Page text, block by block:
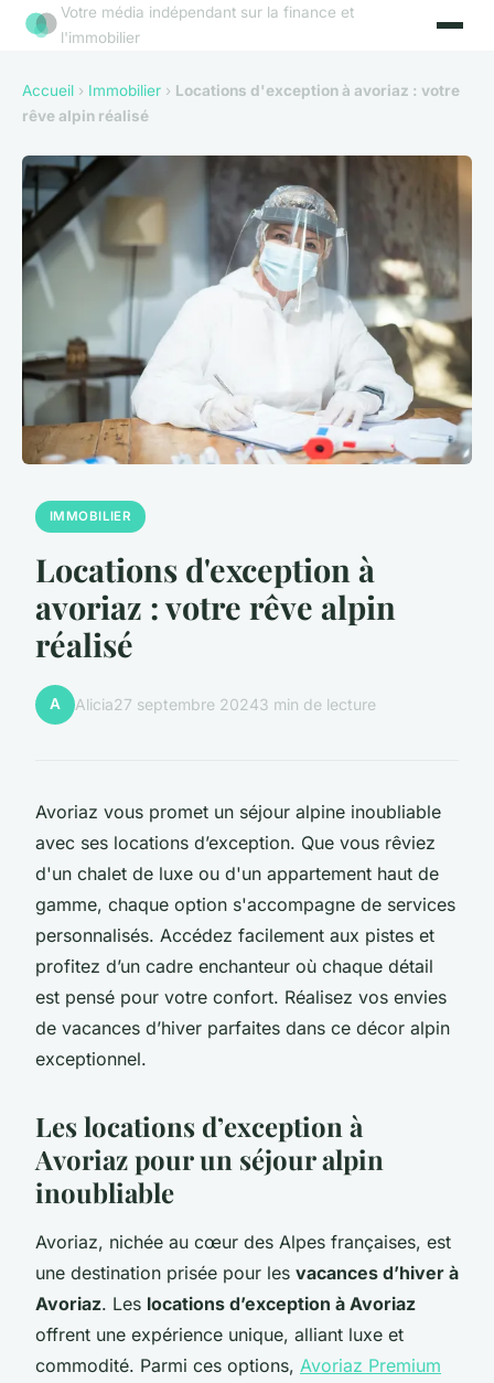
Votre média indépendant sur la finance et
l'immobilier
Accueil › Immobilier › Locations d'exception à avoriaz : votre
rêve alpin réalisé
IMMOBILIER
Locations d'exception à
avoriaz : votre rêve alpin
réalisé
A Alicia27 septembre 20243 min de lecture
Avoriaz vous promet un séjour alpine inoubliable
avec ses locations d’exception. Que vous rêviez
d'un chalet de luxe ou d'un appartement haut de
gamme, chaque option s'accompagne de services
personnalisés. Accédez facilement aux pistes et
profitez d’un cadre enchanteur où chaque détail
est pensé pour votre confort. Réalisez vos envies
de vacances d’hiver parfaites dans ce décor alpin
exceptionnel.
Les locations d’exception à
Avoriaz pour un séjour alpin
inoubliable
Avoriaz, nichée au cœur des Alpes françaises, est
une destination prisée pour les vacances d’hiver à
Avoriaz. Les locations d’exception à Avoriaz
offrent une expérience unique, alliant luxe et
commodité. Parmi ces options, Avoriaz Premium